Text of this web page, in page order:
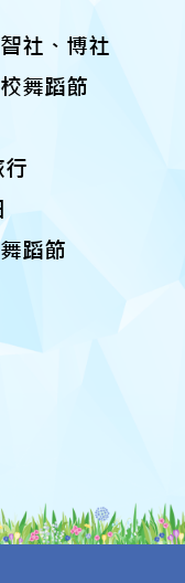
社、博社
舞蹈節
蹈節